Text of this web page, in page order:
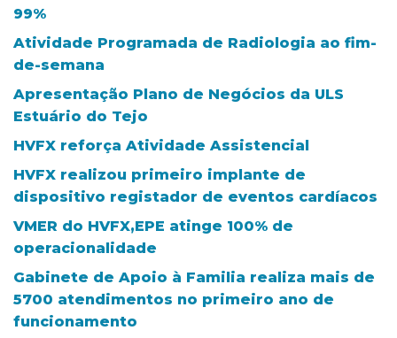
99%
Atividade Programada de Radiologia ao fim-
de-semana
Apresentação Plano de Negócios da ULS
Estuário do Tejo
HVFX reforça Atividade Assistencial
HVFX realizou primeiro implante de
dispositivo registador de eventos cardíacos
VMER do HVFX,EPE atinge 100% de
operacionalidade
Gabinete de Apoio à Familia realiza mais de
5700 atendimentos no primeiro ano de
funcionamento